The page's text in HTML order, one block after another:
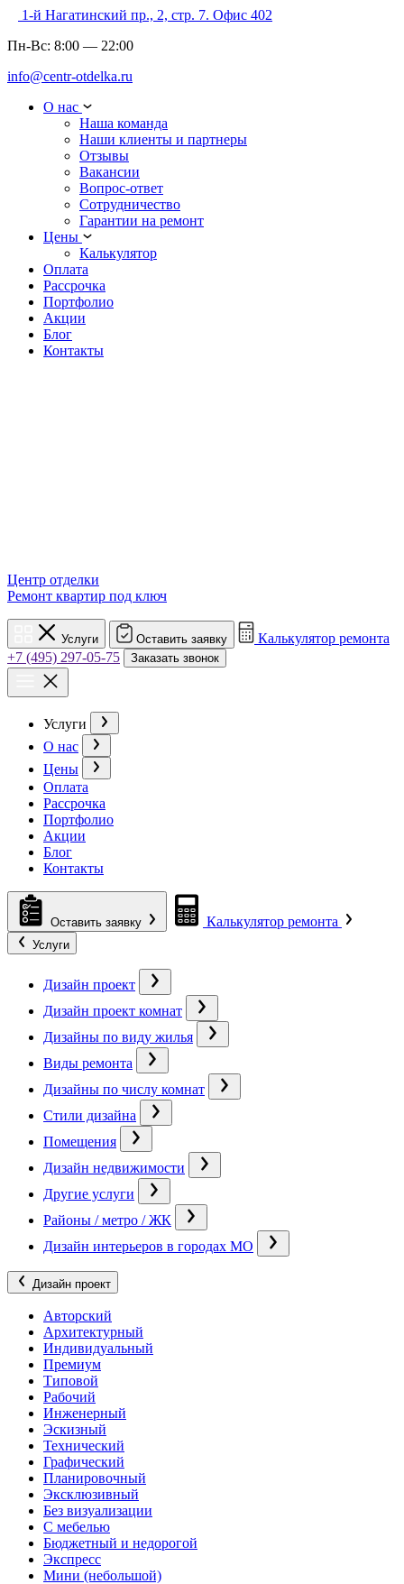
1-й Нагатинский пр., 2, стр. 7. Офис 402
Пн-Вс: 8:00 — 22:00
info@centr-otdelka.ru
О нас
Наша команда
Наши клиенты и партнеры
Отзывы
Вакансии
Вопрос-ответ
Сотрудничество
Гарантии на ремонт
Цены
Калькулятор
Оплата
Рассрочка
Портфолио
Акции
Блог
Контакты
Центр отделки
Ремонт квартир под ключ
Услуги Оставить заявку
Калькулятор ремонта
+7 (495) 297-05-75
Заказать звонок
Услуги
О нас
Цены
Оплата
Рассрочка
Портфолио
Акции
Блог
Контакты
Оставить заявку Калькулятор ремонта
Услуги
Дизайн проект
Дизайн проект комнат
Дизайны по виду жилья
Виды ремонта
Дизайны по числу комнат
Стили дизайна
Помещения
Дизайн недвижимости
Другие услуги
Районы / метро / ЖК
Дизайн интерьеров в городах МО
Дизайн проект
Авторский
Архитектурный
Индивидуальный
Премиум
Типовой
Рабочий
Инженерный
Эскизный
Технический
Графический
Планировочный
Эксклюзивный
Без визуализации
С мебелью
Бюджетный и недорогой
Экспресс
Мини (небольшой)